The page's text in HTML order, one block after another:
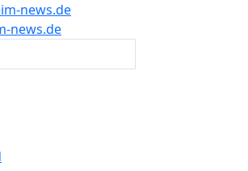
news.de
news.de